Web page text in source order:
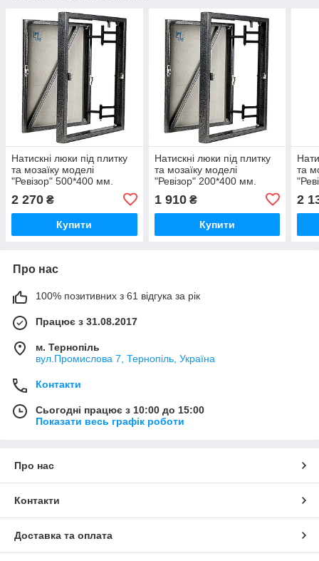
Натискні люки під плитку
та мозаїку моделі
"Ревізор" 500*400 мм.
2 270 ₴
Купити
Натискні люки під плитку
та мозаїку моделі
"Ревізор" 200*400 мм.
1 910₴
Купити
та
2
Про нас
100% позитивних з 61 відгука за рік
Працює з 31.08.2017
м. Тернопіль
вул.Промислова 7, Тернопіль, Україна
Контакти
Сьогодні працює з 10:00 до 15:00
Показати весь графік роботи
Про нас
Контакти
Доставка та оплата